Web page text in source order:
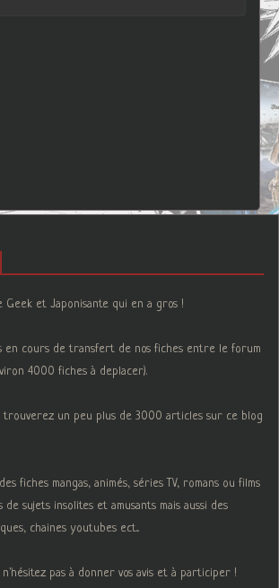
et Japonisante qui en a gros !
en cours de transfert de nos fiches entre le forum
4000 fiches à deplacer).
trouverez un peu plus de 3000 articles sur ce blog
fiches mangas, animés, séries TV, romans ou films
sujets insolites et amusants mais aussi des
chaines youtubes ect...
pas à donner vos avis et à participer !